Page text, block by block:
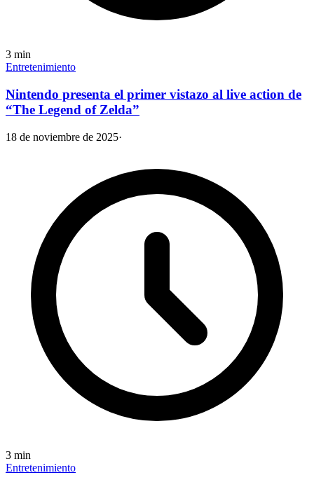
3 min
Entretenimiento
Nintendo presenta el primer vistazo al live action de
“The Legend of Zelda”
18 de noviembre de 2025·
3 min
Entretenimiento